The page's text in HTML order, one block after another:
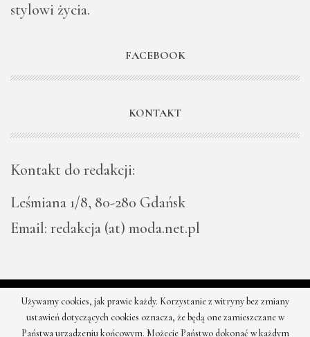
stylowi życia.
FACEBOOK
KONTAKT
Kontakt do redakcji:
Leśmiana 1/8, 80-280 Gdańsk
Email: redakcja (at) moda.net.pl
© 2026 - Moda - najnowsze kolekcje, najtańsze sklepy. Wszystkie
prawa zastrzeżone.
Używamy cookies, jak prawie każdy. Korzystanie z witryny bez zmiany
ustawień dotyczących cookies oznacza, że będą one zamieszczane w
Państwa urządzeniu końcowym. Możecie Państwo dokonać w każdym